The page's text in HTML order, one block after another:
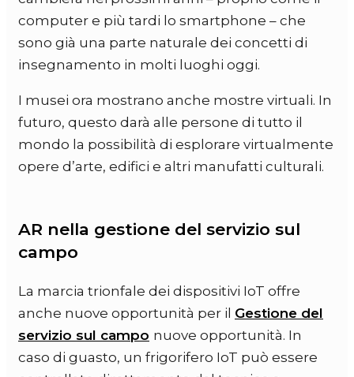
computer e più tardi lo smartphone – che
sono già una parte naturale dei concetti di
insegnamento in molti luoghi oggi.
I musei ora mostrano anche mostre virtuali. In
futuro, questo darà alle persone di tutto il
mondo la possibilità di esplorare virtualmente
opere d’arte, edifici e altri manufatti culturali.
AR nella gestione del servizio sul
campo
La marcia trionfale dei dispositivi IoT offre
anche nuove opportunità per il Gestione del
servizio sul campo nuove opportunità. In
caso di guasto, un frigorifero IoT può essere